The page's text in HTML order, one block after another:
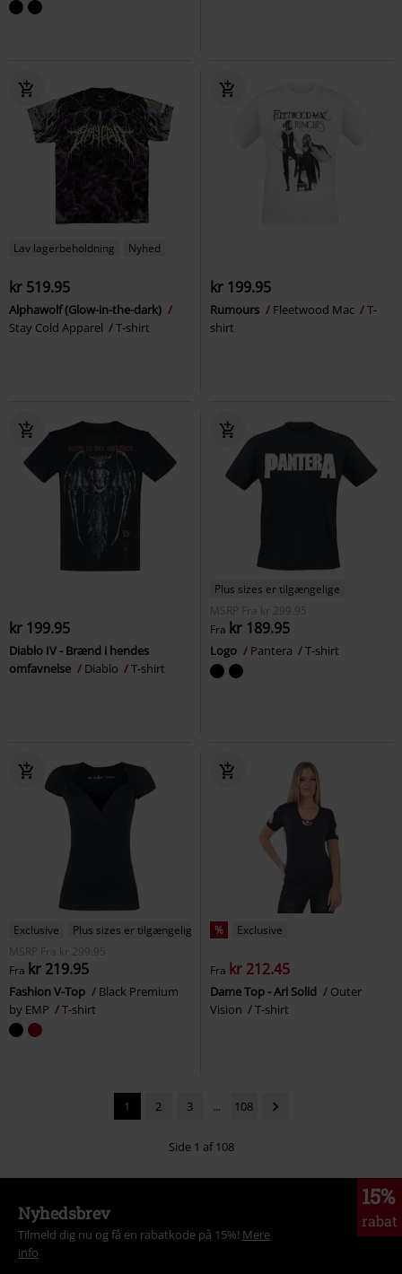
Lav lagerbeholdning Nyhed
kr 519.95
Alphawolf (Glow-in-the-dark)
Stay Cold Apparel
T-shirt
kr 199.95
Rumours Fleetwood Mac
T-
shirt
kr 199.95
Diablo IV - Brænd i hendes
omfavnelse
Diablo T-shirt
Plus sizes er tilgængelige
MSRP
Fra kr 299.95
Fra kr 189.95
Logo Pantera T-shirt
Exclusive
Plus sizes er tilgængelige
MSRP
Fra kr 299.95
Fra kr 219.95
Fashion V-Top
Black Premium
by EMP
T-shirt
% Exclusive
Fra kr 212.45
Dame Top - Ari Solid
Outer
Vision
T-shirt
1 2 3 ... 108
Side 1 af 108
15%
rabat
Nyhedsbrev
Tilmeld dig nu og få en rabatkode på 15%! Mere
info